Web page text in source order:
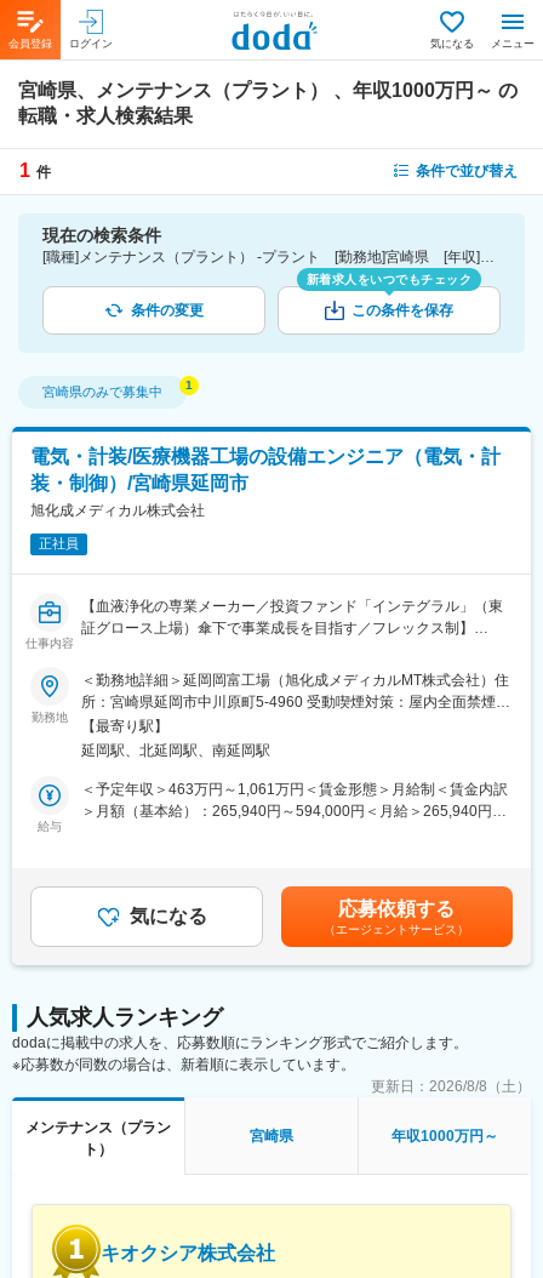
会員登録 ログイン 気になる メニュー
宮崎県、メンテナンス（プラント） 、年収1000万円～ の
転職・求人検索結果
1 件 条件で並び替え
現在の検索条件
[職種]メンテナンス（プラント） -プラント [勤務地]宮崎県 [年収]1000万円～
条件の変更
新着求人をいつでもチェック
この条件を保存
宮崎県のみで募集中
電気・計装/医療機器工場の設備エンジニア（電気・計
装・制御）/宮崎県延岡市
旭化成メディカル株式会社
正社員
仕事内容
【血液浄化の専業メーカー／投資ファンド「インテグラル」（東
証グロース上場）傘下で事業成長を目指す／フレックス制】
電気・計装・制御エンジニアとして、医療機器製造プラントでの
保全工事の管理や計画保全推進を担当いただきます。具体的に
は、工場の電気・計装・制御設備の保全工事の設計・工事施工管
理・故障した機器の修理など、工場内のエンジニアリング業務全
般を担当していただきます。基本的に電気・計装・制御の区分な
く、設備工事・修繕工事などの外注工事の管理業務を担っていた
だきます。担当者自身の判断によって、自社修理を実施していた
＜事業内容＞医療機器および関連製品の開発・製造
（3）上記（1)(2)にで実施する外注工事の発注・工事管理業務
（4）製造機器・設備が故障した際の復旧作業（外注修理・自社修
理）
・出社後(8:00前後）
・その日実施する業務及びその安全ポイントを上司とWebで共有
・製造課朝礼に出席⇒協力企業の工事着手手続き（担当工事があ
・事務作業、会議、資料作成、工事現場パトロール、自社修理作
業等
勤務地
＜勤務地詳細＞延岡岡富工場（旭化成メディカルMT株式会社）住
所：宮崎県延岡市中川原町5-4960 受動喫煙対策：屋内全面禁煙変
更の範囲：会社の定める事業所
【最寄り駅】
延岡駅、北延岡駅、南延岡駅
給与
＜予定年収＞463万円～1,061万円＜賃金形態＞月給制＜賃金内訳
＞月額（基本給）：265,940円～594,000円＜月給＞265,940円～
は固定手当を含めた表記です。
気になる 応募依頼する
（エージェントサービス）
人気求人ランキング
dodaに掲載中の求人を、応募数順にランキング形式でご紹介します。
※応募数が同数の場合は、新着順に表示しています。
更新日： 2026/8/8（土）
メンテナンス（プラン
ト）
宮崎県 年収1000万円～
キオクシア株式会社